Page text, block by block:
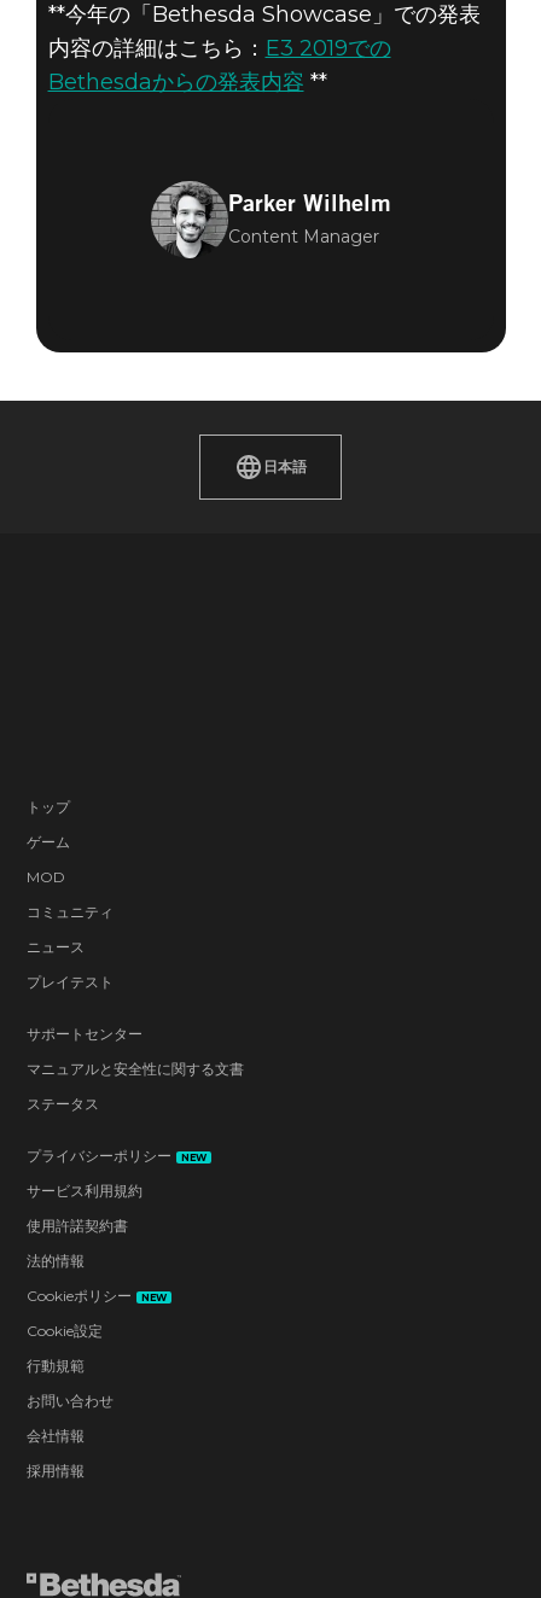
**今年の「Bethesda Showcase」での発表
内容の詳細はこちら： E3 2019での
Bethesdaからの発表内容 **
Parker Wilhelm
Content Manager
日本語
トップ
ゲーム
MOD
コミュニティ
ニュース
プレイテスト
サポートセンター
マニュアルと安全性に関する文書
ステータス
プライバシーポリシー NEW
サービス利用規約
使用許諾契約書
法的情報
Cookieポリシー
NEW
Cookie設定
行動規範
お問い合わせ
会社情報
採用情報